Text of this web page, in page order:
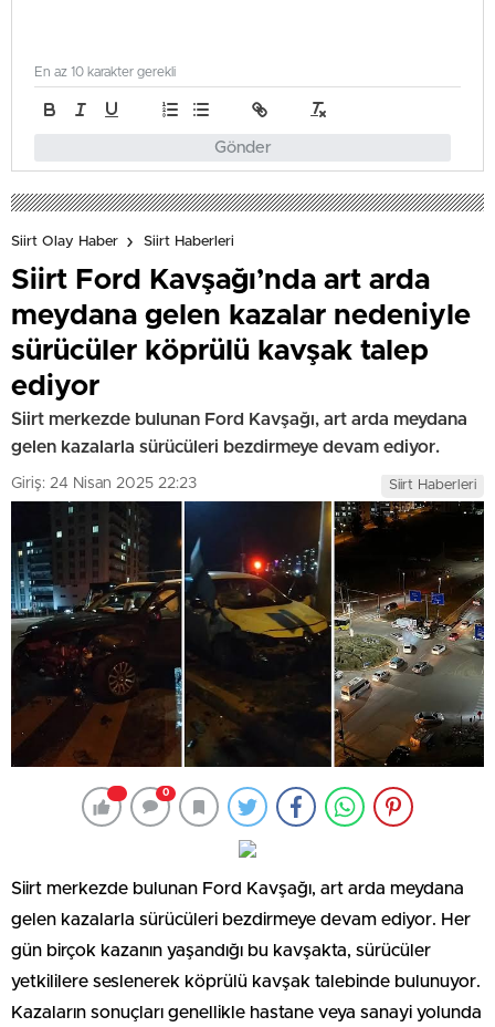
Gönder
En az 10 karakter gerekli
Siirt Olay Haber Siirt Haberleri
Siirt Ford Kavşağı’nda art arda
meydana gelen kazalar nedeniyle
sürücüler köprülü kavşak talep
ediyor
Siirt merkezde bulunan Ford Kavşağı, art arda meydana
gelen kazalarla sürücüleri bezdirmeye devam ediyor.
Giriş: 24 Nisan 2025 22:23 Siirt Haberleri
0
Siirt merkezde bulunan Ford Kavşağı, art arda meydana
gelen kazalarla sürücüleri bezdirmeye devam ediyor. Her
gün birçok kazanın yaşandığı bu kavşakta, sürücüler
yetkililere seslenerek köprülü kavşak talebinde bulunuyor.
Kazaların sonuçları genellikle hastane veya sanayi yolunda